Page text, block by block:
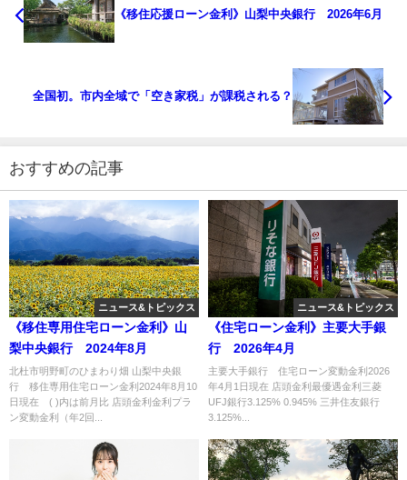
《移住応援ローン金利》山梨中央銀行 2026年6月
全国初。市内全域で「空き家税」が課税される？
おすすめの記事
ニュース&トピックス
《移住専用住宅ローン金利》山
梨中央銀行 2024年8月
北杜市明野町のひまわり畑 山梨中央銀
行 移住専用住宅ローン金利2024年8月10
日現在 ( )内は前月比 店頭金利金利プラ
ン変動金利（年2回...
ニュース&トピックス
《住宅ローン金利》主要大手銀
行 2026年4月
主要大手銀行 住宅ローン変動金利2026
年4月1日現在 店頭金利最優遇金利三菱
UFJ銀行3.125% 0.945% 三井住友銀行
3.125%...